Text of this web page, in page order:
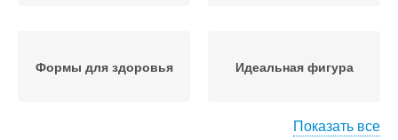
Формы для здоровья Идеальная фигура
Показать все